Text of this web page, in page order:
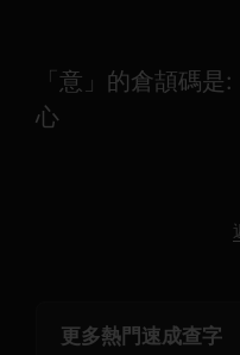
「意」的倉頡碼
心
更多熱門速成查字